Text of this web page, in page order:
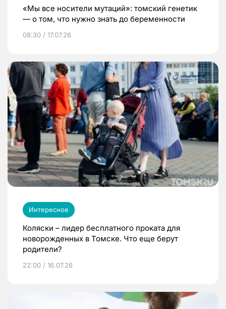
«Мы все носители мутаций»: томский генетик
— о том, что нужно знать до беременности
08:30 / 17.07.26
Интересное
Коляски – лидер бесплатного проката для
новорожденных в Томске. Что еще берут
родители?
22:00 / 16.07.26